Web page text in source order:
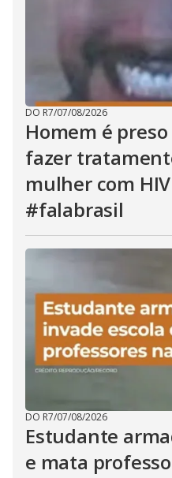
DO R7/07/08/2026
Homem é
fazer
mulher com
#falabrasil
DO R7/07/08/2026
Estudante
e mata